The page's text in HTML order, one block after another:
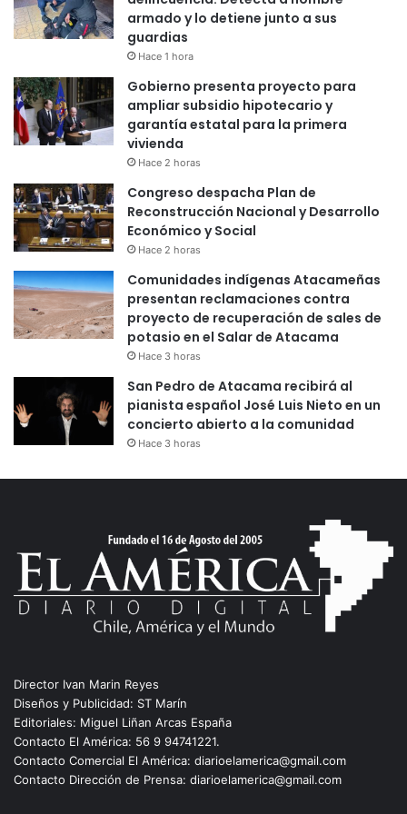
armado y lo detiene junto a sus
guardias
Hace 1 hora
Gobierno presenta proyecto para
ampliar subsidio hipotecario y
garantía estatal para la primera
vivienda
Hace 2 horas
Congreso despacha Plan de
Reconstrucción Nacional y Desarrollo
Económico y Social
Hace 2 horas
Comunidades indígenas Atacameñas
presentan reclamaciones contra
proyecto de recuperación de sales de
potasio en el Salar de Atacama
Hace 3 horas
San Pedro de Atacama recibirá al
pianista español José Luis Nieto en un
concierto abierto a la comunidad
Hace 3 horas
Director Ivan Marin Reyes
Diseños y Publicidad: ST Marín
Editoriales: Miguel Liñan Arcas España
Contacto El América: 56 9 94741221.
Contacto Comercial El América: diarioelamerica@gmail.com
Contacto Dirección de Prensa: diarioelamerica@gmail.com